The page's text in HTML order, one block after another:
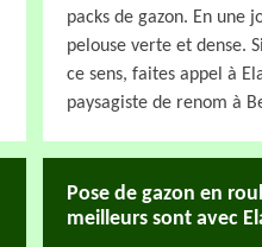
packs de gazon. En une
pelouse verte et dense.
ce sens, faites appel à
paysagiste de renom à
Pose de gazon en
meilleurs sont avec